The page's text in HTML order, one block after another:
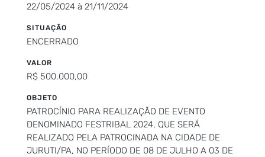
22/05/2024 à 21/11/2024
SITUAÇÃO
ENCERRADO
VALOR
R$ 500.000,00
OBJETO
PATROCÍNIO PARA REALIZAÇÃO DE EVENTO
DENOMINADO FESTRIBAL 2024, QUE SERÁ
REALIZADO PELA PATROCINADA NA CIDADE DE
JURUTI/PA, NO PERÍODO DE 08 DE JULHO A 03 DE